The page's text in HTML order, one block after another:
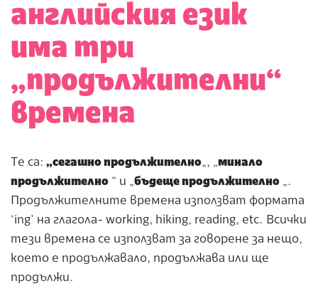
английския език
има три
„продължителни“
времена
Tе са: „сегашно продължително„, „минало
продължително “ и „бъдеще продължително „.
Продължителните времена използват формата
‘ing’ на глагола- working, hiking, reading, etc. Всички
тези времена се използват за говорене за нещо,
което е продължавало, продължава или ще
продължи.